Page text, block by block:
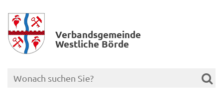
Verbands­gemeinde
Westliche Börde